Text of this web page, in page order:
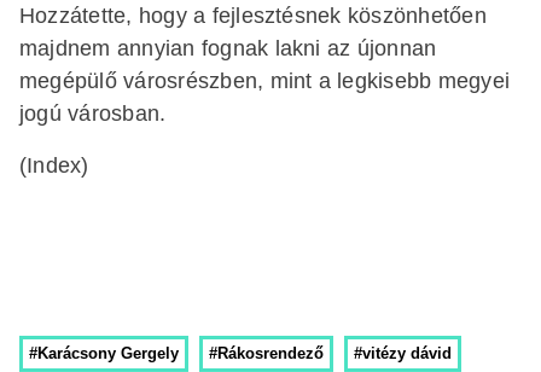
Hozzátette, hogy a fejlesztésnek köszönhetően
majdnem annyian fognak lakni az újonnan
megépülő városrészben, mint a legkisebb megyei
jogú városban.
(Index)
#Karácsony Gergely #Rákosrendező #vitézy dávid